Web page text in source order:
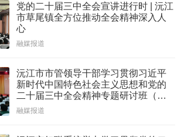
党的二十届三中全会宣讲进行时 | 沅江
市草尾镇全方位推动全会精神深入人
心
融媒报道
沅江市市管领导干部学习贯彻习近平
新时代中国特色社会主义思想和党的
二十届三中全会精神专题研讨班（第1
期）开班
融媒报道